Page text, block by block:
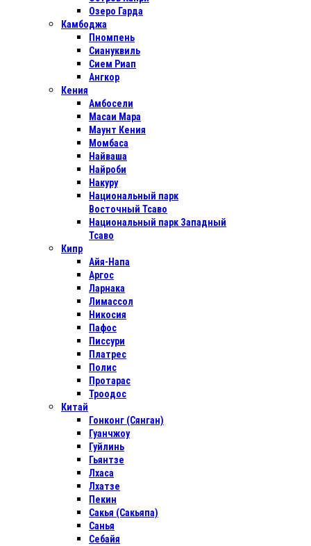
Озеро Гарда
Камбоджа
Пномпень
Сиануквиль
Сием Риап
Ангкор
Кения
Амбосели
Масаи Мара
Маунт Кения
Момбаса
Найваша
Найроби
Накуру
Национальный парк
Восточный Тсаво
Национальный парк Западный
Тсаво
Кипр
Айя-Напа
Аргос
Ларнака
Лимассол
Никосия
Пафос
Писсури
Платрес
Полис
Протарас
Троодос
Китай
Гонконг (Сянган)
Гуанчжоу
Гуйлинь
Гьянтзе
Лхаса
Лхатзе
Пекин
Сакья (Сакьяпа)
Санья
Себайя